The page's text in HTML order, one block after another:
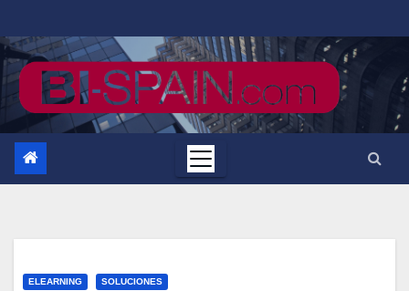
al
contenido
ELEARNING SOLUCIONES